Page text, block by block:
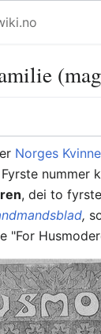
er Norges
nummer
, dei to
,
"For